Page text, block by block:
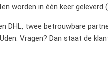
worden in één keer
DHL, twee betrouwbare
Vragen? Dan staat de